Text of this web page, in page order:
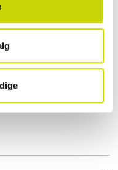
og en TSA-godkjent
og nederst bidrar til å
vannflasken din kan